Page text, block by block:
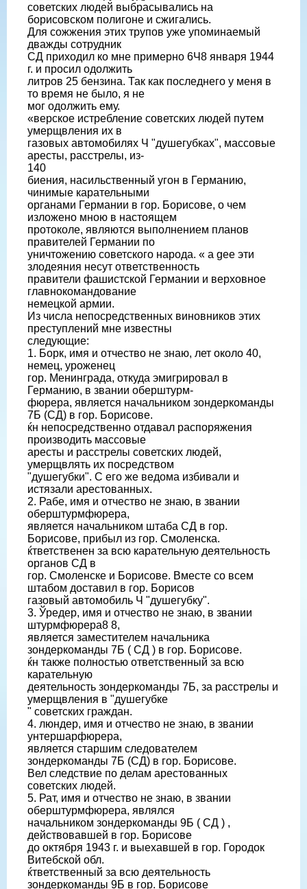
советских людей выбрасывались на
борисовском полигоне и сжигались.
Для сожжения этих трупов уже упоминаемый
дважды сотрудник
СД приходил ко мне примерно 6Ч8 января 1944
г. и просил одолжить
литров 25 бензина. Так как последнего у меня в
то время не было, я не
мог одолжить ему.
«верское истребление советских людей путем
умерщвления их в
газовых автомобилях Ч "душегубках", массовые
аресты, расстрелы, из-
140
биения, насильственный угон в Германию,
чинимые карательными
органами Германии в гор. Борисове, о чем
изложено мною в настоящем
протоколе, являются выполнением планов
правителей Германии по
уничтожению советского народа. « а gee эти
злодеяния несут ответственность
правители фашистской Германии и верховное
главнокомандование
немецкой армии.
Из числа непосредственных виновников этих
преступлений мне известны
следующие:
1. Борк, имя и отчество не знаю, лет около 40,
немец, уроженец
гор. Менинграда, откуда эмигрировал в
Германию, в звании оберштурм-
фюрера, является начальником зондеркоманды
7Б (СД) в гор. Борисове.
ќн непосредственно отдавал распоряжения
производить массовые
аресты и расстрелы советских людей,
умерщвлять их посредством
"душегубки". С его же ведома избивали и
истязали арестованных.
2. Рабе, имя и отчество не знаю, в звании
оберштурмфюрера,
является начальником штаба СД в гор.
Борисове, прибыл из гор. Смоленска.
ќтветственен за всю карательную деятельность
органов СД в
гор. Смоленске и Борисове. Вместе со всем
штабом доставил в гор. Борисов
газовый автомобиль Ч "душегубку".
3. Ўредер, имя и отчество не знаю, в звании
штурмфюрера8 8,
является заместителем начальника
зондеркоманды 7Б ( СД ) в гор. Борисове.
ќн также полностью ответственный за всю
карательную
деятельность зондеркоманды 7Б, за расстрелы и
умерщвления в "душегубке
" советских граждан.
4. люндер, имя и отчество не знаю, в звании
унтершарфюрера,
является старшим следователем
зондеркоманды 7Б (СД) в гор. Борисове.
Вел следствие по делам арестованных
советских людей.
5. Рат, имя и отчество не знаю, в звании
оберштурмфюрера, являлся
начальником зондеркоманды 9Б ( СД ) ,
действовавшей в гор. Борисове
до октября 1943 г. и выехавшей в гор. Городок
Витебской обл.
ќтветственный за всю деятельность
зондеркоманды 9Б в гор. Борисове